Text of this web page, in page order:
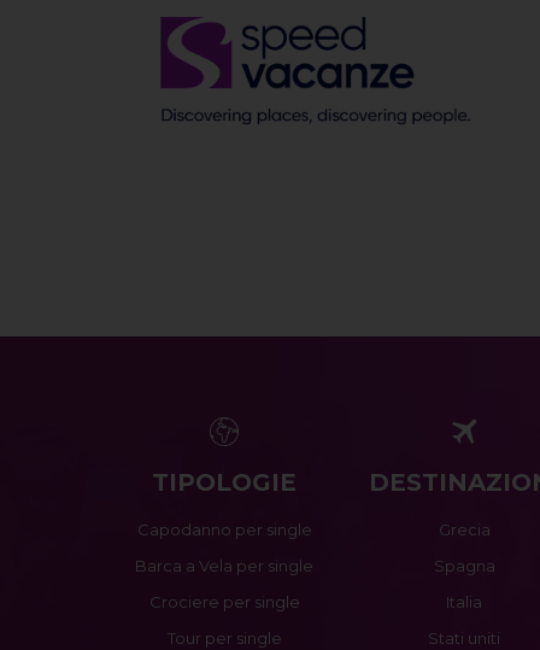
TIPOLOGIE
Capodanno per single
Barca a Vela per single
Crociere per single
Tour per single
Grecia
Spagna
Italia
Stati uniti